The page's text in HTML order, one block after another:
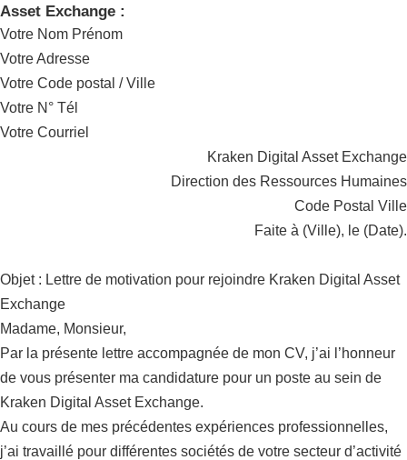
Asset Exchange :
Votre Nom Prénom
Votre Adresse
Votre Code postal / Ville
Votre N° Tél
Votre Courriel
Kraken Digital Asset Exchange
Direction des Ressources Humaines
Code Postal Ville
Faite à (Ville), le (Date).
Objet : Lettre de motivation pour rejoindre Kraken Digital Asset
Exchange
Madame, Monsieur,
Par la présente lettre accompagnée de mon CV, j’ai l’honneur
de vous présenter ma candidature pour un poste au sein de
Kraken Digital Asset Exchange.
Au cours de mes précédentes expériences professionnelles,
j’ai travaillé pour différentes sociétés de votre secteur d’activité